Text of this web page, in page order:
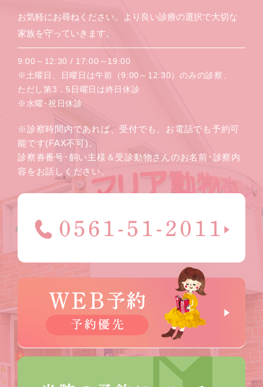
お気軽にお尋ねください。より良い診療の選択で大切な
家族を守っていきます。
9:00～12:30 / 17:00～19:00
※土曜日、日曜日は午前（9:00～12:30）のみの診察、
ただし第3，5日曜日は終日休診
※水曜･祝日休診
※診察時間内であれば、受付でも、お電話でも予約可
能です(FAX不可)。
診察券番号･飼い主様＆受診動物さんのお名前･診察内
容をお話しください。